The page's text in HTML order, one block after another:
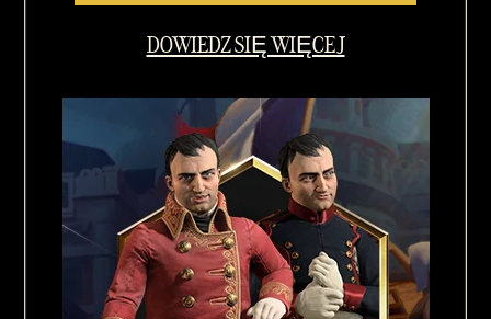
DOWIEDZ SIĘ WIĘCEJ